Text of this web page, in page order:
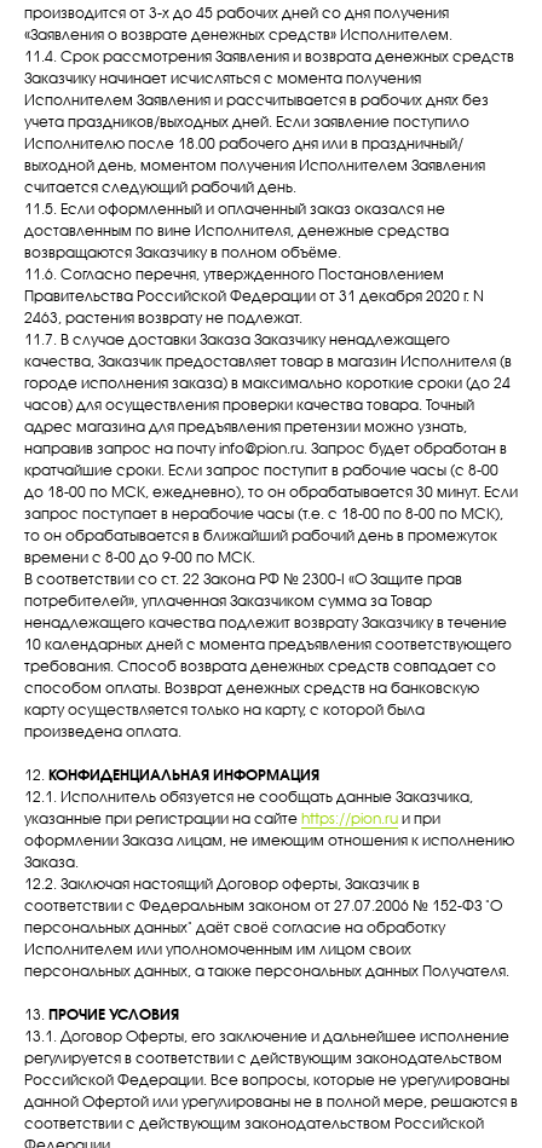
производится от 3-х до 45 рабочих дней со дня получения
«Заявления о возврате денежных средств» Исполнителем.
11.4. Срок рассмотрения Заявления и возврата денежных средств
Заказчику начинает исчисляться с момента получения
Исполнителем Заявления и рассчитывается в рабочих днях без
учета праздников/выходных дней. Если заявление поступило
Исполнителю после 18.00 рабочего дня или в праздничный/
выходной день, моментом получения Исполнителем Заявления
считается следующий рабочий день.
11.5. Если оформленный и оплаченный заказ оказался не
доставленным по вине Исполнителя, денежные средства
возвращаются Заказчику в полном объёме.
11.6. Согласно перечня, утвержденного Постановлением
Правительства Российской Федерации от 31 декабря 2020 г. N
2463, растения возврату не подлежат.
11.7. В случае доставки Заказа Заказчику ненадлежащего
качества, Заказчик предоставляет товар в магазин Исполнителя (в
городе исполнения заказа) в максимально короткие сроки (до 24
часов) для осуществления проверки качества товара. Точный
адрес магазина для предъявления претензии можно узнать,
направив запрос на почту info@pion.ru. Запрос будет обработан в
кратчайшие сроки. Если запрос поступит в рабочие часы (с 8-00
до 18-00 по МСК, ежедневно), то он обрабатывается 30 минут. Если
запрос поступает в нерабочие часы (т.е. с 18-00 по 8-00 по МСК),
то он обрабатывается в ближайший рабочий день в промежуток
времени с 8-00 до 9-00 по МСК.
В соответствии со ст. 22 Закона РФ № 2300-I «О Защите прав
потребителей», уплаченная Заказчиком сумма за Товар
ненадлежащего качества подлежит возврату Заказчику в течение
10 календарных дней с момента предъявления соответствующего
требования. Способ возврата денежных средств совпадает со
способом оплаты. Возврат денежных средств на банковскую
карту осуществляется только на карту, с которой была
произведена оплата.
12. КОНФИДЕНЦИАЛЬНАЯ ИНФОРМАЦИЯ
12.1. Исполнитель обязуется не сообщать данные Заказчика,
указанные при регистрации на сайте https://pion.ru и при
оформлении Заказа лицам, не имеющим отношения к исполнению
Заказа.
12.2. Заключая настоящий Договор оферты, Заказчик в
соответствии с Федеральным законом от 27.07.2006 № 152-ФЗ "О
персональных данных" даёт своё согласие на обработку
Исполнителем или уполномоченным им лицом своих
персональных данных, а также персональных данных Получателя.
13. ПРОЧИЕ УСЛОВИЯ
13.1. Договор Оферты, его заключение и дальнейшее исполнение
регулируется в соответствии с действующим законодательством
Российской Федерации. Все вопросы, которые не урегулированы
данной Офертой или урегулированы не в полной мере, решаются в
соответствии с действующим законодательством Российской